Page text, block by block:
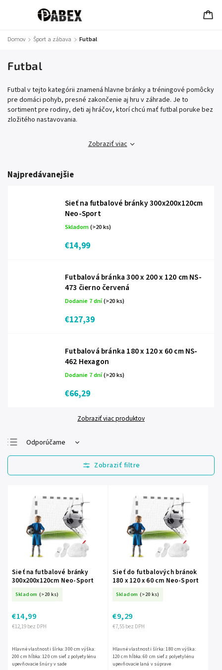
Domov / Šport a zábava / Futbal
Futbal
Futbal v tejto kategórii znamená hlavne bránky a tréningové pomôcky
pre domáci pohyb, presné zakončenie aj hru v záhrade. Je to
sortiment pre rodiny, deti aj hráčov, ktorí chcú mať futbal poruke bez
zložitého nastavovania.
Zobraziť viac
Najpredávanejšie
Sieť na futbalové bránky 300x200x120cm
Neo-Sport
Skladom(>20 ks)
€14,99
Futbalová bránka 300 x 200 x 120 cm NS-
473 čierno červená
Dodanie 7 dní(>20 ks)
€127,39
Futbalová bránka 180 x 120 x 60 cm NS-
462 Hexagon
Dodanie 7 dní(>20 ks)
€66,29
Zobraziť viac produktov
Odporúčame
Najlacnejšie
Najdrahšie
Abecedne
Sieť na futbalové bránky
300x200x120cm Neo-Sport
Skladom (>20 ks)
€12,19 bez DPH
€14,99
Hlavné vlastnosti šírka: 300 cm výška:
200 cm hĺbka: 120 cm sieť z polyetylénu
upevňovacie šnúry v sade
Sieť do futbalových bránok
180 x 120 x 60 cm Neo-Sport
Skladom (>20 ks)
€7,55 bez DPH
€9,29
Hlavné vlastnosti šírka: 180 cm výška:
120 cm hĺbka: 60 cm sieť z polyetylénu
upevňovacie laná v súprave